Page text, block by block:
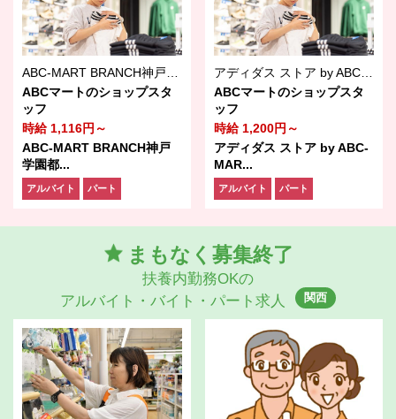
ABCマートのショップスタ
ッフ
時給 1,116円～
ABC-MART BRANCH神戸
学園都...
アルバイト パート
ABCマートのショップスタ
ッフ
時給 1,200円～
アディダス ストア by ABC-
MAR...
アルバイト パート
まもなく募集終了
扶養内勤務OKの
アルバイト・バイト・パート求人
関西